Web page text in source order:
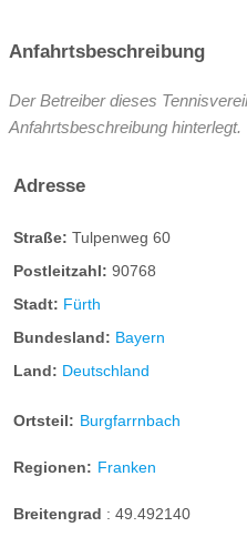
Anfahrtsbeschreibung
Der Betreiber dieses
Anfahrtsbeschreibung hinterlegt.
Adresse
Straße: Tulpenweg 60
Postleitzahl: 90768
Stadt: Fürth
Bundesland: Bayern
Land: Deutschland
Ortsteil: Burgfarrnbach
Regionen: Franken
Breitengrad : 49.492140